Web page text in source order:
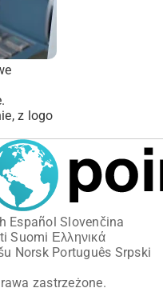
z logo
Español Slovenčina
Suomi Ελληνικά
Norsk Português Srpski
zastrzeżone.